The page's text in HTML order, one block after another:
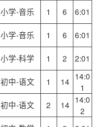
小学-音乐 1 6 6:01
小学-音乐 1 6 6:01
小学-科学 1 2 2:01
初中-语文 1 14 14:0
1
初中-语文 2 14 14:0
2